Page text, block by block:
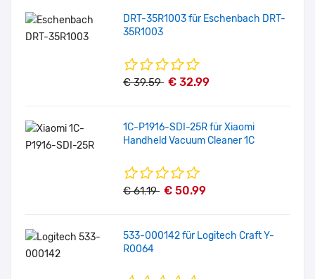
DRT-35R1003 für Eschenbach DRT-
35R1003
€ 39.59 € 32.99
1C-P1916-SDI-25R für Xiaomi
Handheld Vacuum Cleaner 1C
€ 61.19 € 50.99
533-000142 für Logitech Craft Y-
R0064